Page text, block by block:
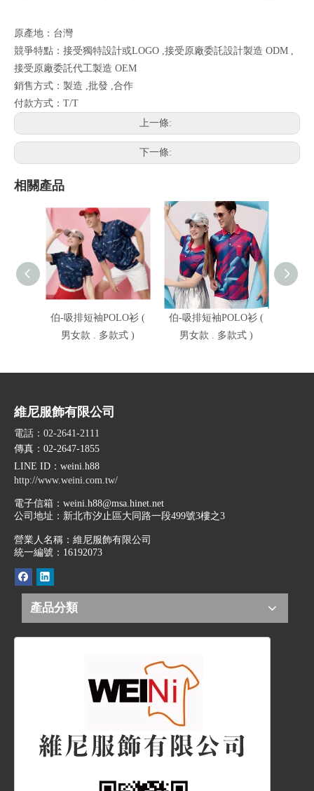
原產地：台灣
競爭特點：接受獨特設計或LOGO ,接受原廠委託設計製造 ODM ,
接受原廠委託代工製造 OEM
銷售方式：製造 ,批發 ,合作
付款方式：T/T
上一條:
下一條:
相關產品
伯-吸排短袖POLO衫 (
男女款 . 多款式 )
伯-吸排短袖POLO衫 (
男女款 . 多款式 )
維尼服飾有限公司
電話：02-2641-2111
傳真：02-2647-1855
LINE ID ：weini.h88
http://www.weini.com.tw/
電子信箱： weini.h88@msa.hinet.net
公司地址： 新北市汐止區大同路一段499號3樓之3
營業人名稱：維尼服飾有限公司
統一編號：16192073
產品分類